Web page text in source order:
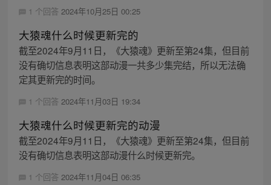
1 个回答 2024年10月25日 00:25
大猿魂什么时候更新完的
截至2024年9月11日，《大猿魂》更新至第24集，但目前
没有确切信息表明这部动漫一共多少集完结，所以无法确
定其更新完的时间。
1 个回答 2024年11月03日 19:34
大猿魂什么时候更新完的动漫
截至2024年9月11日，《大猿魂》更新至第24集，但目前
没有确切信息表明这部动漫什么时候更新完。
1 个回答 2024年11月04日 06:35